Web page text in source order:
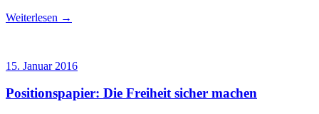
Weiterlesen →
15. Januar 2016
Positionspapier: Die Freiheit sicher machen